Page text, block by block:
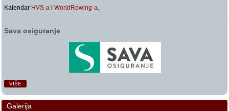
Kalendar HVS-a iWorldRowing-a.
Sava osiguranje
VIŠE
Galerija